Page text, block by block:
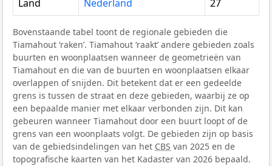
Land Nederland 27
Bovenstaande tabel toont de regionale gebieden die
Tiamahout ‘raken’. Tiamahout ‘raakt’ andere gebieden zoals
buurten en woonplaatsen wanneer de geometrieën van
Tiamahout en die van de buurten en woonplaatsen elkaar
overlappen of snijden. Dit betekent dat er een gedeelde
grens is tussen de straat en deze gebieden, waarbij ze op
een bepaalde manier met elkaar verbonden zijn. Dit kan
gebeuren wanneer Tiamahout door een buurt loopt of de
grens van een woonplaats volgt. De gebieden zijn op basis
van de gebiedsindelingen van het CBS van 2025 en de
topografische kaarten van het Kadaster van 2026 bepaald.